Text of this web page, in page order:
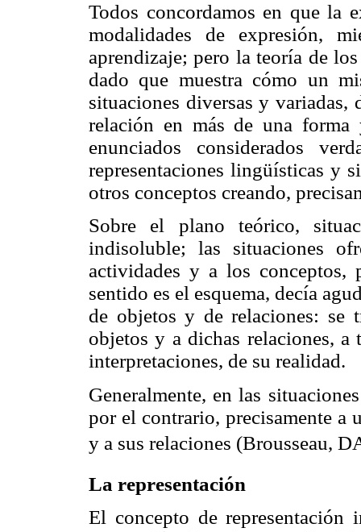
Todos concordamos en que la
modalidades de expresión,
aprendizaje; pero la teoría de
dado que muestra cómo un
situaciones diversas y variadas,
relación en más de una
enunciados considerados
representaciones lingüísticas y
otros conceptos creando,
Sobre el plano teórico,
indisoluble; las situaciones
actividades y a los conceptos,
sentido es el esquema, decía
de objetos y de relaciones: se
objetos y a dichas relaciones,
interpretaciones, de su realidad.
Generalmente, en las
por el contrario, precisamente a
y a sus relaciones (Brousseau,
La representación
El concepto de representación